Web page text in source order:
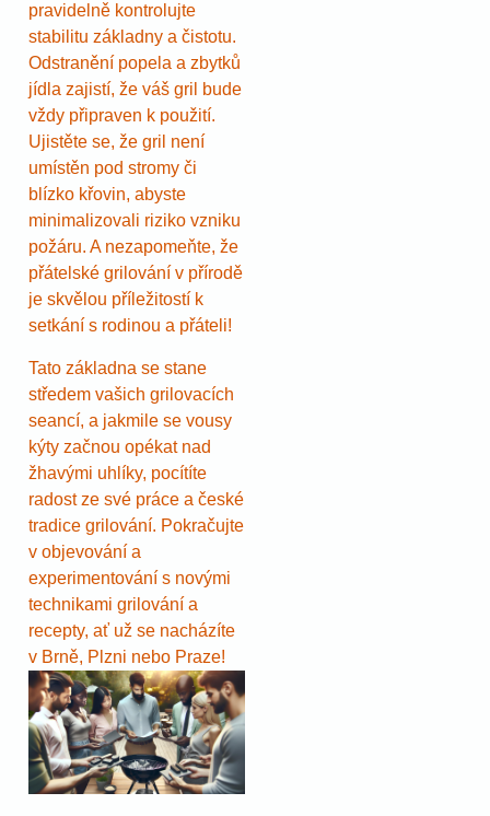
pravidelně kontrolujte
stabilitu základny a čistotu.
Odstranění popela a zbytků
jídla zajistí, že váš gril bude
vždy připraven k použití.
Ujistěte se, že gril není
umístěn pod stromy či
blízko křovin, abyste
minimalizovali riziko vzniku
požáru. A nezapomeňte, že
přátelské grilování v přírodě
je skvělou příležitostí k
setkání s rodinou a přáteli!
Tato základna se stane
středem vašich grilovacích
seancí, a jakmile se vousy
kýty začnou opékat nad
žhavými uhlíky, pocítíte
radost ze své práce a české
tradice grilování. Pokračujte
v objevování a
experimentování s novými
technikami grilování a
recepty, ať už se nacházíte
v Brně, Plzni nebo Praze!